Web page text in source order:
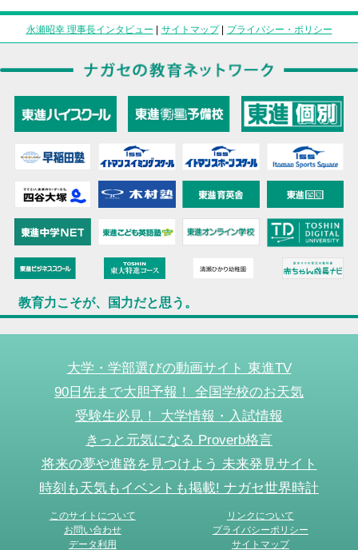
永瀬昭幸 理事長インタビュー | サイトマップ| プライバシー・ポリシー
教育力こそが、国力だと思う。
大学・学部選びの動画サイト 東進TV
90日先まで大胆予報！ 全国学校のお天気
受験生必見！ 大学情報・入試情報
きっと元気になる Proverb格言
将来の夢や進路を見つけよう 未来発見サイト
時刻も天気もイベントも掲載! ナガセ世界時計
このサイトについて
リンクについて
お問い合わせ
プライバシーポリシー
データ利用
サイトマップ